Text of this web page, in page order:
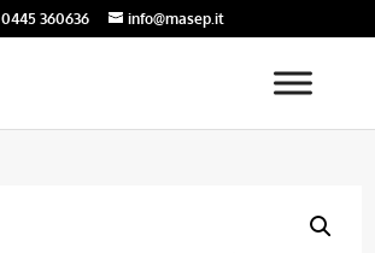
0445 360636 info@masep.it